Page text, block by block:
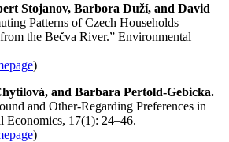
Stojanov, Barbora Duží, and David
Patterns of Czech Households
the Bečva River.” Environmental
)
and Barbara Pertold-Gebicka.
and Other-Regarding Preferences in
Economics, 17(1): 24–46.
)